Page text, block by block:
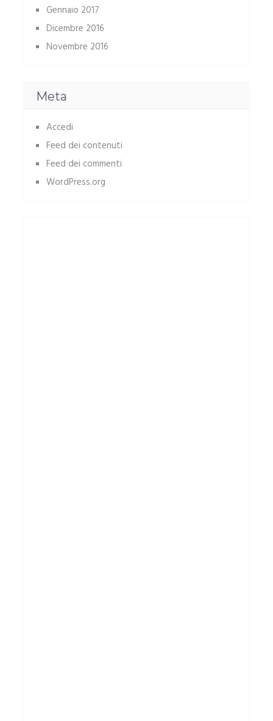
Gennaio 2017
Dicembre 2016
Novembre 2016
Meta
Accedi
Feed dei contenuti
Feed dei commenti
WordPress.org